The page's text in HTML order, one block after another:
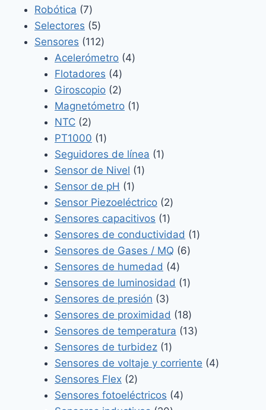
Robótica 77
productos
Selectores 55
productos
Sensores 112112
productos
Acelerómetro 44
Flotadores 44
productos
Giroscopio 22
productos
Magnetómetro 11
NTC 22
productos
PT1000 11
producto
Seguidores de línea 11
Sensor de Nivel 11
Sensor de pH 11
producto
Sensor Piezoeléctrico 22
productos
Sensores capacitivos 11
producto
Sensores de conductividad 11
Sensores de Gases / MQ 66
Sensores de humedad 44
productos
Sensores de luminosidad 11
Sensores de presión 33
productos
Sensores de proximidad 1818
productos
Sensores de temperatura 1313
Sensores de turbidez 11
producto
Sensores de voltaje y corriente 44
Sensores Flex 22
productos
Sensores fotoeléctricos 44